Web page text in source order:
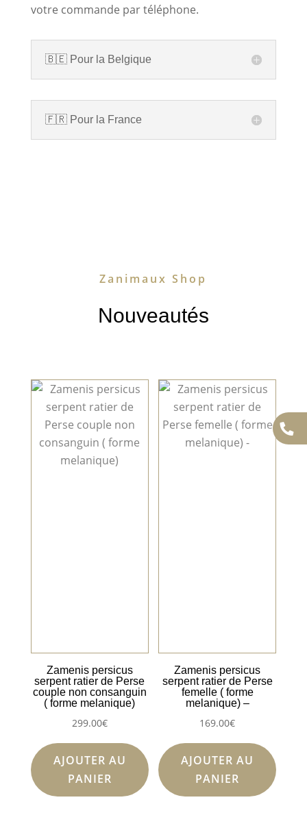
votre commande par téléphone.
🇧🇪 Pour la Belgique
🇫🇷 Pour la France
Zanimaux Shop
Nouveautés
Zamenis persicus
serpent ratier de Perse
couple non consanguin
( forme melanique)
299.00€
AJOUTER AU
PANIER
Zamenis persicus
serpent ratier de Perse
femelle ( forme
melanique) –
169.00€
AJOUTER AU
PANIER